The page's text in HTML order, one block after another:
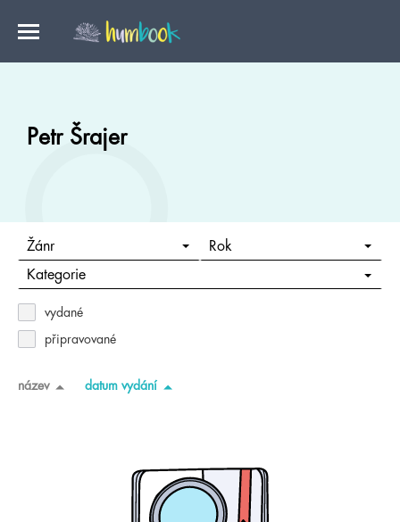
Petr Šrajer
Žánr Rok
Kategorie
vydané
připravované
název datum vydání